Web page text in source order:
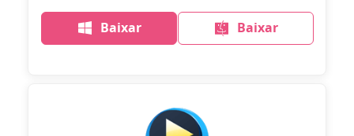
Baixar Baixar